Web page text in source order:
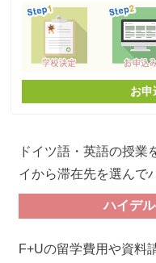
お申
ドイツ語・英語の授業
イから滞在先を選んで
ハイデ
F+Uの留学費用や資料